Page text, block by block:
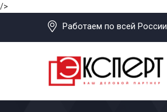
/>
Работаем по всей России